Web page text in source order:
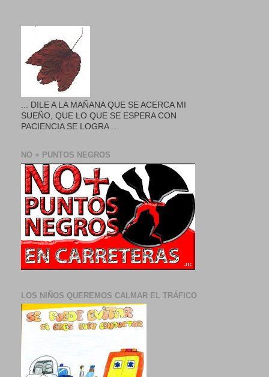
... DILE A LA MAÑANA QUE SE ACERCA MI
SUEÑO, QUE LO QUE SE ESPERA CON
PACIENCIA SE LOGRA ...
NO + PUNTOS NEGROS
LOS NIÑOS QUEREMOS CALMAR EL TRÁFICO